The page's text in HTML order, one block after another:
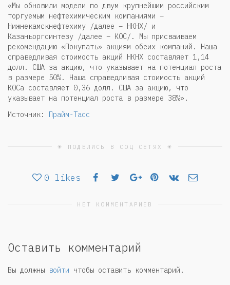
«Мы обновили модели по двум крупнейшим российским
торгуемым нефтехимическим компаниями –
Нижнекамскнефтехиму /далее – НКНХ/ и
Казаньоргсинтезу /далее – КОС/. Мы присваиваем
рекомендацию «Покупать» акциям обеих компаний. Наша
справедливая стоимость акций НКНХ составляет 1,14
долл. США за акцию, что указывает на потенциал роста
в размере 50%. Наша справедливая стоимость акций
КОСа составляет 0,36 долл. США за акцию, что
указывает на потенциал роста в размере 38%».
Источник: Прайм-Тасс
☀ ПОДЕЛИСЬ В СОЦ СЕТЯХ ☀
0 likes
НЕТ КОММЕНТАРИЕВ
Оставить комментарий
Вы должны войти чтобы оставить комментарий.